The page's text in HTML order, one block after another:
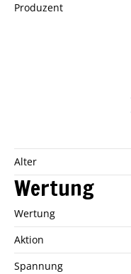
Produzent
Alter
Wertung
Wertung
Aktion
Spannung